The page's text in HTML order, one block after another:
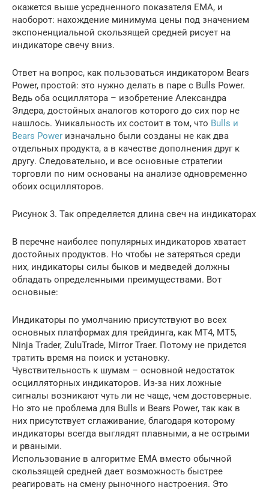
окажется выше усредненного показателя EMA, и
наоборот: нахождение минимума цены под значением
экспоненциальной скользящей средней рисует на
индикаторе свечу вниз.
Ответ на вопрос, как пользоваться индикатором Bears
Power, простой: это нужно делать в паре с Bulls Power.
Ведь оба осциллятора – изобретение Александра
Элдера, достойных аналогов которого до сих пор не
нашлось. Уникальность их состоит в том, что Bulls и
Bears Power изначально были созданы не как два
отдельных продукта, а в качестве дополнения друг к
другу. Следовательно, и все основные стратегии
торговли по ним основаны на анализе одновременно
обоих осцилляторов.
Рисунок 3. Так определяется длина свеч на индикаторах
В перечне наиболее популярных индикаторов хватает
достойных продуктов. Но чтобы не затеряться среди
них, индикаторы силы быков и медведей должны
обладать определенными преимуществами. Вот
основные:
Индикаторы по умолчанию присутствуют во всех
основных платформах для трейдинга, как МТ4, МТ5,
Ninja Trader, ZuluTrade, Mirror Traer. Потому не придется
тратить время на поиск и установку.
Чувствительность к шумам – основной недостаток
осцилляторных индикаторов. Из-за них ложные
сигналы возникают чуть ли не чаще, чем достоверные.
Но это не проблема для Bulls и Bears Power, так как в
них присутствует сглаживание, благодаря которому
индикаторы всегда выглядят плавными, а не острыми
и рваными.
Использование в алгоритме EMA вместо обычной
скользящей средней дает возможность быстрее
реагировать на смену рыночного настроения. Это